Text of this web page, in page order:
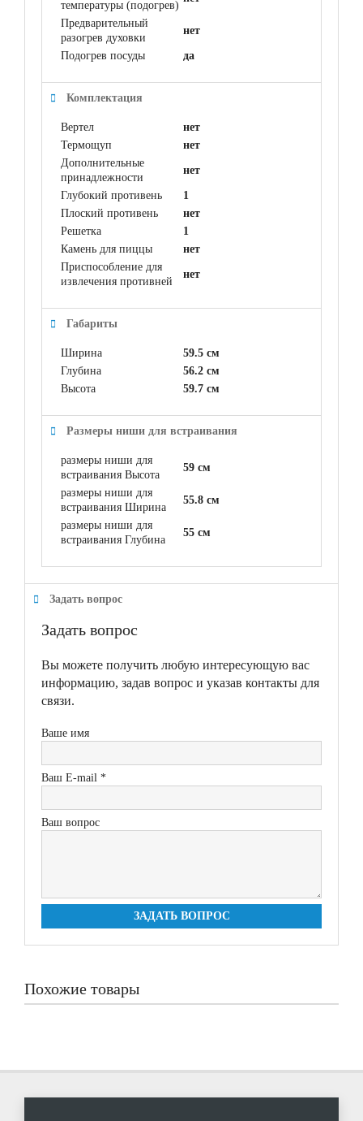
температуры (подогрев)
Предварительный
разогрев духовки
нет
Подогрев посуды да
Комплектация
Вертел
нет
Термощуп
нет
Дополнительные
принадлежности
нет
Глубокий противень
1
Плоский противень
нет
Решетка
1
Камень для пиццы
нет
Приспособление для
извлечения противней
нет
Габариты
Ширина
59.5 см
Глубина
56.2 см
Высота
59.7 см
Размеры ниши для встраивания
размеры ниши для
встраивания Высота
59 см
размеры ниши для
встраивания Ширина
55.8 см
размеры ниши для
встраивания Глубина
55 см
Задать вопрос
Задать вопрос
Вы можете получить любую интересующую вас
информацию, задав вопрос и указав контакты для
связи.
Ваше имя
Ваш E-mail *
Ваш вопрос
ЗАДАТЬ ВОПРОС
Похожие товары